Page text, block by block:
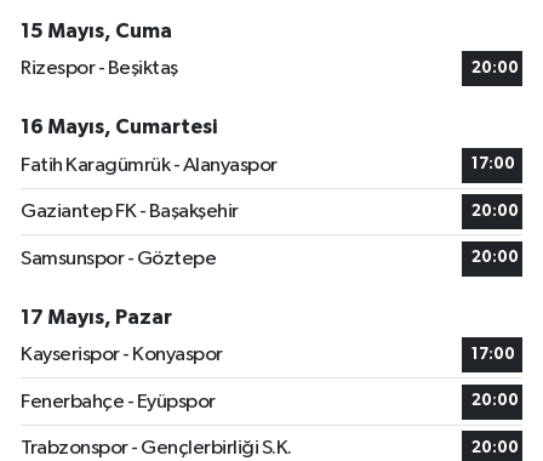
15 Mayıs, Cuma
Rizespor - Beşiktaş
20:00
16 Mayıs, Cumartesi
Fatih Karagümrük - Alanyaspor
17:00
Gaziantep FK - Başakşehir 20:00
Samsunspor - Göztepe 20:00
17 Mayıs, Pazar
Kayserispor - Konyaspor
17:00
Fenerbahçe - Eyüpspor 20:00
Trabzonspor - Gençlerbirliği S.K. 20:00